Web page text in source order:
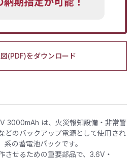
(PDF)をダウンロード
3000mAh は、火災報知設備・非常警
どのバックアップ電源として使用され
の蓄電池パックです。
させるための重要部品で、3.6V・